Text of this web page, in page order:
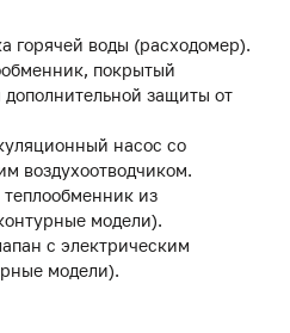
горячей воды (расходомер).
покрытый
защиты от
насос со
воздухоотводчиком.
из
модели).
с электрическим
модели).